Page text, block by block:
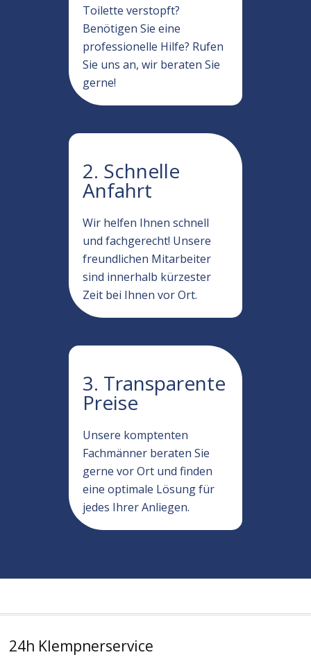
Toilette verstopft?
Benötigen Sie eine
professionelle Hilfe? Rufen
Sie uns an, wir beraten Sie
gerne!
2. Schnelle
Anfahrt
Wir helfen Ihnen schnell
und fachgerecht! Unsere
freundlichen Mitarbeiter
sind innerhalb kürzester
Zeit bei Ihnen vor Ort.
3. Transparente
Preise
Unsere komptenten
Fachmänner beraten Sie
gerne vor Ort und finden
eine optimale Lösung für
jedes Ihrer Anliegen.
24h Klempnerservice